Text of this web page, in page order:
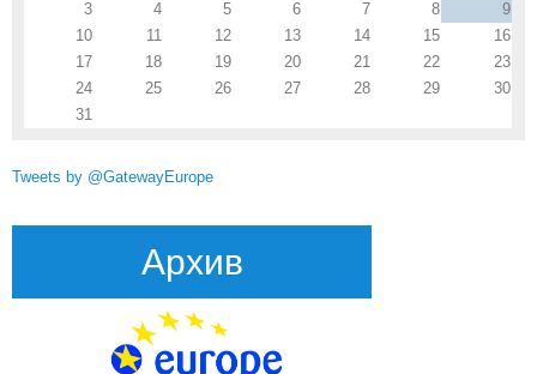
3
4 5 6 7 8
9
10
11 12 13 14 15
16
17
18 19 20 21 22
23
24
25 26 27 28 29
30
31
Tweets by @GatewayEurope
Архив